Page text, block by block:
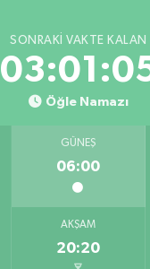
SONRAKI VAKTE KALAN
Öğle Namazı
GÜNEŞ
06:00
AKŞAM
20:20